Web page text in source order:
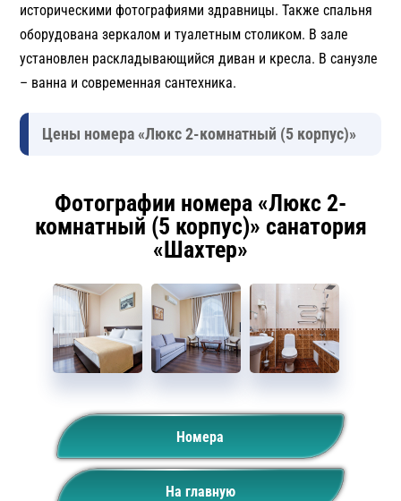
историческими фотографиями здравницы. Также спальня
оборудована зеркалом и туалетным столиком. В зале
установлен раскладывающийся диван и кресла. В санузле
– ванна и современная сантехника.
Цены номера «Люкс 2-комнатный (5 корпус)»
Фотографии номера «Люкс 2-
комнатный (5 корпус)» санатория
«Шахтер»
Номера
На главную